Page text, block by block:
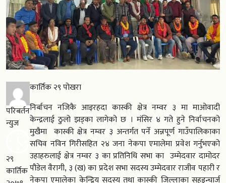
परिबर्तन
न्युज
२९
कार्तिक
कार्तिक २९ पोखरा
निर्बाचन नजिकै आइरहदा कास्की क्षेत्र नम्वर ३ मा माओवादी
केन्द्रलाई ठुलो झड्का लागेको छ । मंसिर ४ गते हुने निर्वाचनको
मुखैमा कास्की क्षेत्र नम्वर ३ अन्तर्गत पर्ने अन्नपूर्ण गाउँपालिकाका
सचिव नविन गिरीसहित २४ जना नेकपा एमालेमा प्रवेश गर्नुभएको
उहाहरुलाई क्षेत्र नम्वर ३ का प्रतिनिधि सभा का उम्मेदवार दामोदर
पौडेल वैरागी, ३ (ख) का प्रदेश सभा सदस्य उम्मेदवार राजीव पहारी र